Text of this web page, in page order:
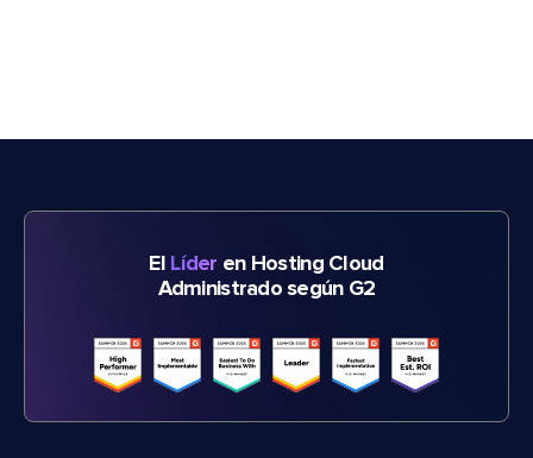
El Líder en Hosting Cloud
Administrado según G2